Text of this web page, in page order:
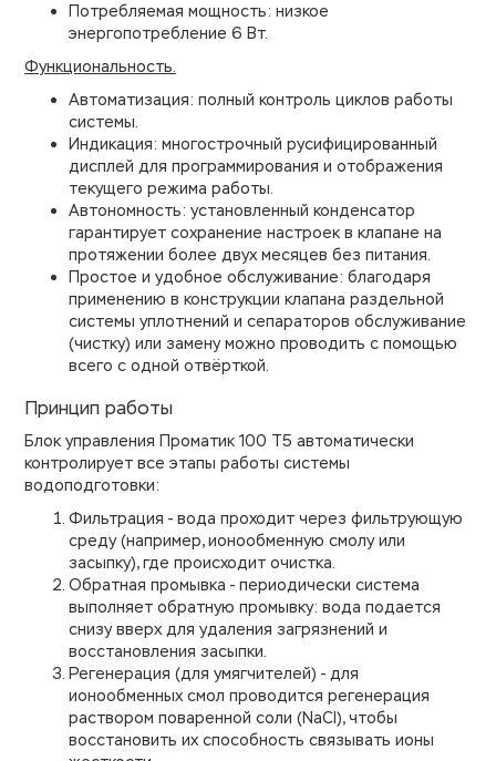
Потребляемая мощность: низкое
энергопотребление 6 Вт.
Функциональность.
Автоматизация: полный контроль циклов работы
системы.
Индикация: многострочный русифицированный
дисплей для программирования и отображения
текущего режима работы.
Автономность: установленный конденсатор
гарантирует сохранение настроек в клапане на
протяжении более двух месяцев без питания.
Простое и удобное обслуживание: благодаря
применению в конструкции клапана раздельной
системы уплотнений и сепараторов обслуживание
(чистку) или замену можно проводить с помощью
всего с одной отвёрткой.
Принцип работы
Блок управления Проматик 100 Т5 автоматически
контролирует все этапы работы системы
водоподготовки:
Фильтрация - вода проходит через фильтрующую
среду (например, ионообменную смолу или
засыпку), где происходит очистка.
Обратная промывка - периодически система
выполняет обратную промывку: вода подается
снизу вверх для удаления загрязнений и
восстановления засыпки.
Регенерация (для умягчителей) - для
ионообменных смол проводится регенерация
раствором поваренной соли (NaCl), чтобы
восстановить их способность связывать ионы